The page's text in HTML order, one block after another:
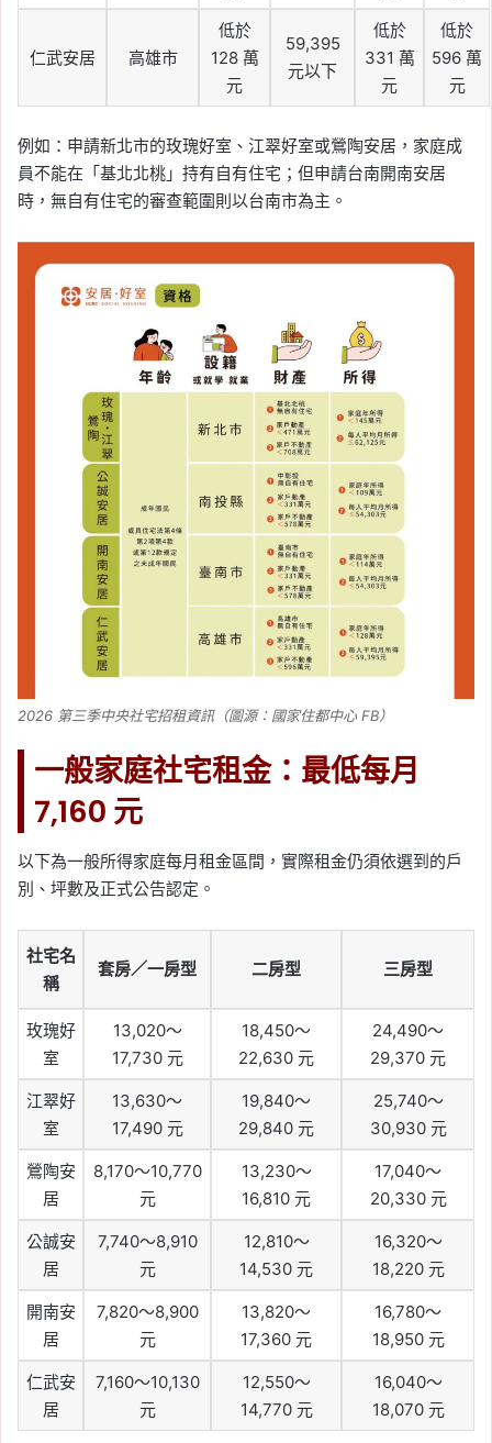
仁武安居 高雄市
低於
128 萬
元
59,395
元以下
低於
331 萬
元
低於
596 萬
元
例如：申請新北市的玫瑰好室、江翠好室或鶯陶安居，家庭成
員不能在「基北北桃」持有自有住宅；但申請台南開南安居
時，無自有住宅的審查範圍則以台南市為主。
2026 第三季中央社宅招租資訊（圖源：國家住都中心 FB）
一般家庭社宅租金：最低每月
7,160 元
以下為一般所得家庭每月租金區間，實際租金仍須依選到的戶
別、坪數及正式公告認定。
社宅名
稱
套房／一房型 二房型 三房型
玫瑰好
室
13,020～
17,730 元
18,450～
22,630 元
24,490～
29,370 元
江翠好
室
13,630～
17,490 元
19,840～
29,840 元
25,740～
30,930 元
鶯陶安
居
8,170～10,770
元
13,230～
16,810 元
17,040～
20,330 元
公誠安
居
7,740～8,910
元
12,810～
14,530 元
16,320～
18,220 元
開南安
居
7,820～8,900
元
13,820～
17,360 元
16,780～
18,950 元
仁武安
居
7,160～10,130
元
12,550～
14,770 元
16,040～
18,070 元